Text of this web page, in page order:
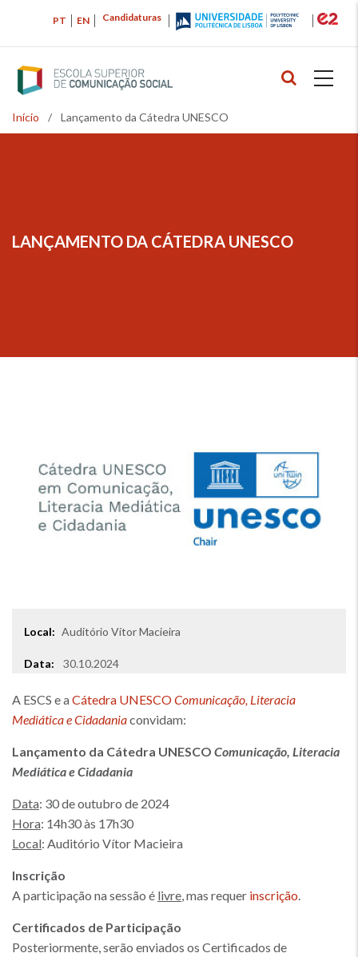
principal
Candidaturas
PT EN
Navegação
Início / Lançamento da Cátedra UNESCO
LANÇAMENTO DA CÁTEDRA UNESCO
NAVEGAÇÃO
Local:
Local
Auditório Vítor Macieira
Data: 30.10.2024
A ESCS e aCátedra UNESCOComunicação, Literacia
Mediática e Cidadaniaconvidam:
Lançamento da Cátedra UNESCO Comunicação, Literacia
Mediática e Cidadania
Data: 30 de outubro de 2024
Hora: 14h30 às 17h30
Local: Auditório Vítor Macieira
Inscrição
A participação na sessão é livre, mas requer inscrição.
Certificados de Participação
Posteriormente, serão enviados os Certificados de